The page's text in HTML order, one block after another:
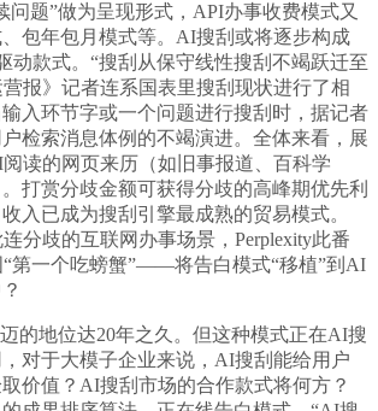
题”做为呈现形式，API办事收费模式又
包年包月模式等。AI搜刮或将逐步构成
动款式。“搜刮从保守线性搜刮不竭跃迁至
报》记者连系国表里搜刮现状进行了相
入环节字或一个问题进行搜刮时，据记者
检索消息体例的不竭演进。全体来看，展
读的网页来历（如旧事报道、百科学
打赏分歧金额可获得分歧的高峰期优先利
入已成为搜刮引擎最成熟的贸易模式。
分歧的互联网办事场景，Perplexity此番
第一个吃螃蟹”——将告白模式“移植”到AI
地位达20年之久。但这种模式正在AI搜
对于大模子企业来说，AI搜刮能给用户
价值？AI搜刮市场的合作款式将何方？